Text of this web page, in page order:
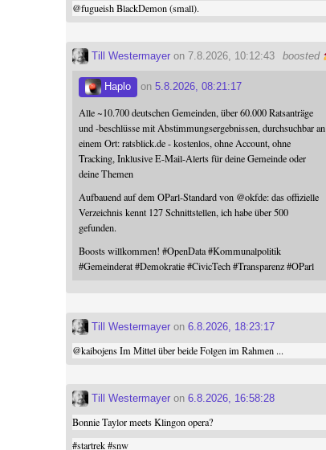
@fugueishBlackDemon (small).
boosted
Till Westermayer on 7.8.2026, 10:12:43
Haplo on5.8.2026, 08:21:17
Alle ~10.700 deutschen Gemeinden, über 60.000 Ratsanträge
und -beschlüsse mit Abstimmungsergebnissen, durchsuchbar an
einem Ort: ratsblick.de - kostenlos, ohne Account, ohne
Tracking, Inklusive E-Mail-Alerts für deine Gemeinde oder
deine Themen
Aufbauend auf dem OParl-Standard von @okfde: das offizielle
Verzeichnis kennt 127 Schnittstellen, ich habe über 500
gefunden.
Boosts willkommen!#OpenData #Kommunalpolitik
#Gemeinderat #Demokratie #CivicTech #Transparenz #OParl
Till Westermayer on6.8.2026, 18:23:17
@kaibojensIm Mittel über beide Folgen im Rahmen ...
Till Westermayer on6.8.2026, 16:58:28
Bonnie Taylor meets Klingon opera?
#startrek #snw